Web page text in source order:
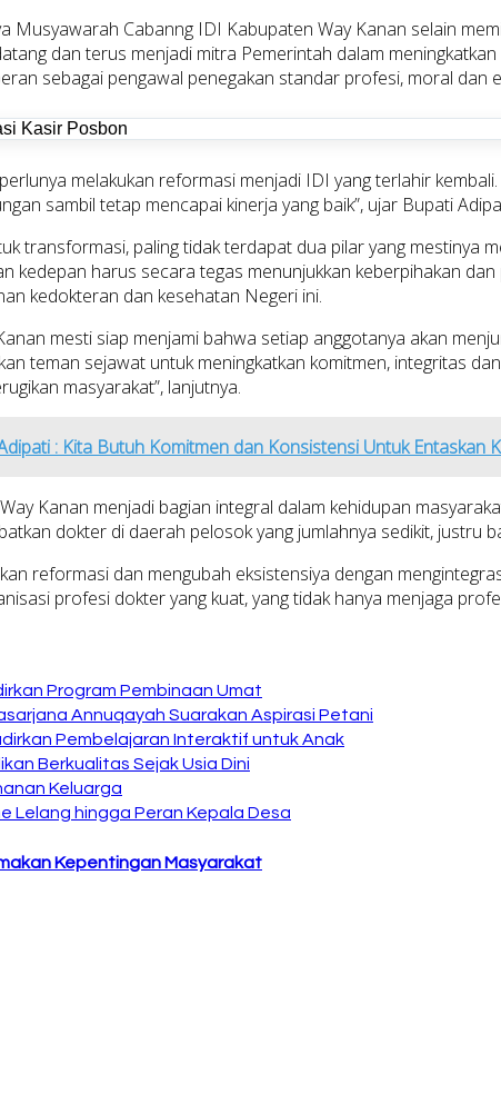
Cabanng IDI Kabupaten Way Kanan selain
dan terus menjadi mitra Pemerintah dalam
sebagai pengawal penegakan standar profesi, moral dan
melakukan reformasi menjadi IDI yang terlahir
sambil tetap mencapai kinerja yang baik”, ujar Bupati
transformasi, paling tidak terdapat dua pilar yang mestinya
kedepan harus secara tegas menunjukkan keberpihakan
kedokteran dan kesehatan Negeri ini.
mesti siap menjami bahwa setiap anggotanya akan
teman sejawat untuk meningkatkan komitmen, integritas
masyarakat”, lanjutnya.
: Kita Butuh Komitmen dan Konsistensi Untuk Entaskan
Kanan menjadi bagian integral dalam kehidupan
dokter di daerah pelosok yang jumlahnya sedikit, justru
reformasi dan mengubah eksistensiya dengan
profesi dokter yang kuat, yang tidak hanya menjaga
Program Pembinaan Umat
Annuqayah Suarakan Aspirasi Petani
Pembelajaran Interaktif untuk Anak
Berkualitas Sejak Usia Dini
Keluarga
Lelang hingga Peran Kepala Desa
Kepentingan Masyarakat